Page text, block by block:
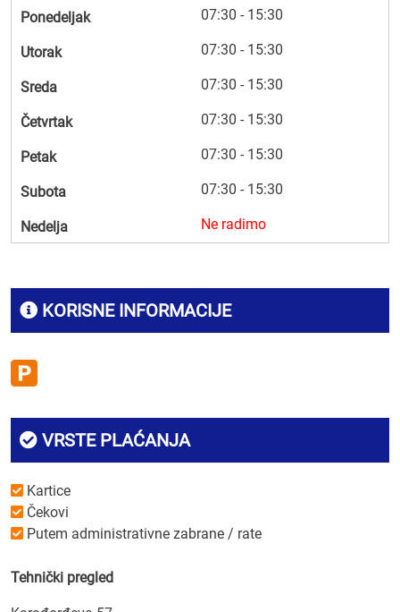
KORISNE INFORMACIJE
VRSTE PLAĆANJA
Kartice
Čekovi
Putem administrativne zabrane / rate
Tehnički pregled
Ponedeljak 07:30 - 15:30
Utorak 07:30 - 15:30
Sreda 07:30 - 15:30
Četvrtak 07:30 - 15:30
Petak 07:30 - 15:30
Subota 07:30 - 15:30
Nedelja Ne radimo